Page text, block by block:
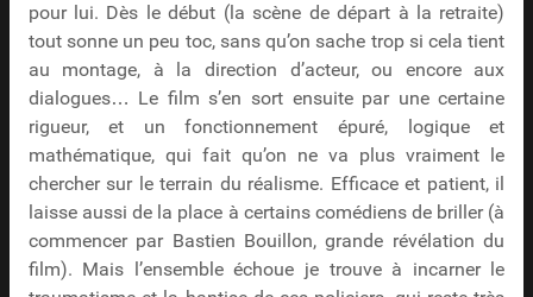
pour lui. Dès le début (la scène de départ à la retraite)
tout sonne un peu toc, sans qu’on sache trop si cela tient
au montage, à la direction d’acteur, ou encore aux
dialogues… Le film s’en sort ensuite par une certaine
rigueur, et un fonctionnement épuré, logique et
mathématique, qui fait qu’on ne va plus vraiment le
chercher sur le terrain du réalisme. Efficace et patient, il
laisse aussi de la place à certains comédiens de briller (à
commencer par Bastien Bouillon, grande révélation du
film). Mais l’ensemble échoue je trouve à incarner le